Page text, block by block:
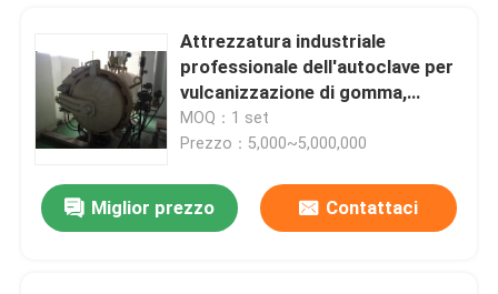
Attrezzatura industriale
professionale dell'autoclave per
vulcanizzazione di gomma,
Φ2.5m
MOQ：1 set
Prezzo：5,000~5,000,000
Miglior prezzo Contattaci